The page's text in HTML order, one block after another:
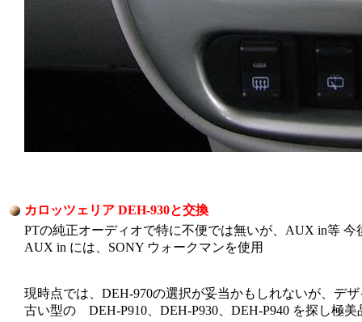
カロッツェリア DEH-930と交換
PTの純正オーディオで特に不便では無いが、AUX in等
AUX in には、SONY ウォークマンを使用
現時点では、DEH-970の選択が妥当かもしれないが、デ
古い型の DEH-P910、DEH-P930、DEH-P940 を探し極美